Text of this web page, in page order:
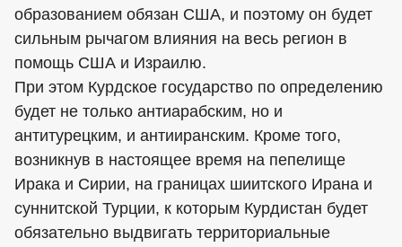
образованием обязан США, и поэтому он будет
сильным рычагом влияния на весь регион в
помощь США и Израилю.
При этом Курдское государство по определению
будет не только антиарабским, но и
антитурецким, и антииранским. Кроме того,
возникнув в настоящее время на пепелище
Ирака и Сирии, на границах шиитского Ирана и
суннитской Турции, к которым Курдистан будет
обязательно выдвигать территориальные